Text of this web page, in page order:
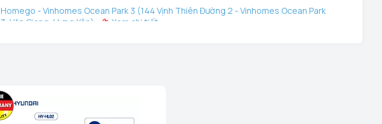
Homego - Vinhomes Ocean Park 3 (144 Vịnh Thiên Đường 2 - Vinhomes Ocean Park
3, Văn Giang, Hưng Yên)
Xem chi tiết
Homego - Ngô Quyền - TP Hải Dương (189 Ngô Quyền, P. Thanh Trung, Hải Dương)
Xem chi tiết